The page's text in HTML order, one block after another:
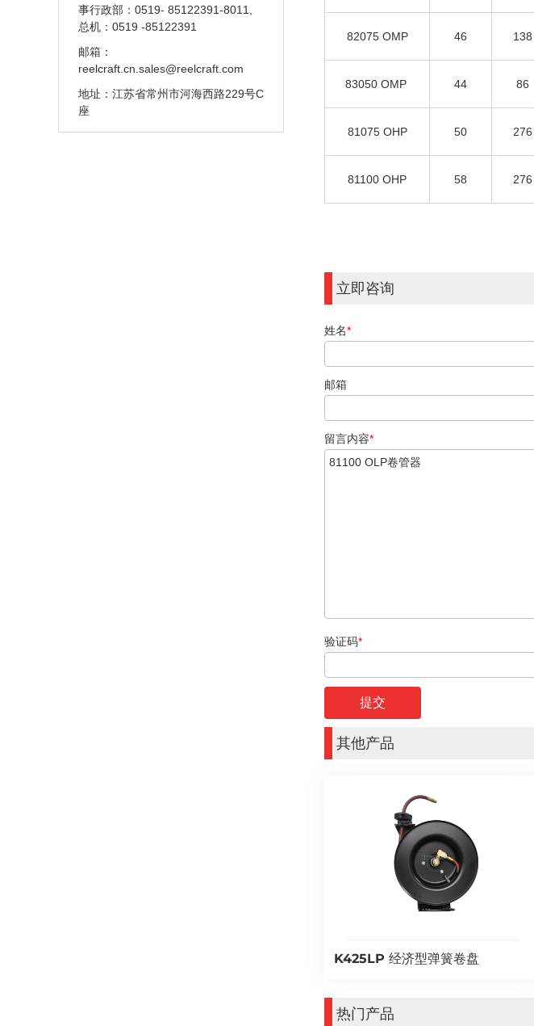
事行政部：0519- 85122391-8011,
总机：0519 -85122391
邮箱：
reelcraft.cn.sales@reelcraft.com
地址： 江苏省常州市河海西路229号C
座
82075 OMP 46 138
83050 OMP 44 86
81075 OHP 50 276
81100 OHP 58 276
立即咨询
姓名*
邮箱
留言内容*
验证码*
其他产品
K425LP 经济型弹簧卷盘
热门产品